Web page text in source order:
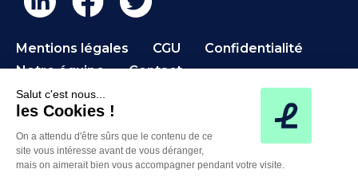
Salut c'est nous...
les Cookies !
On a attendu d'être sûrs que le contenu de ce
site vous intéresse avant de vous déranger,
mais on aimerait bien vous accompagner pendant votre visite.
Mentions légales CGU
Confidentialité
Notre équipe
Contact
©2026 Léonard – Une marque de LegalVision